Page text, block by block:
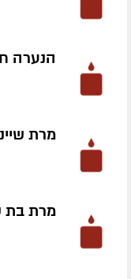
הנערה
מרת
מרת בת